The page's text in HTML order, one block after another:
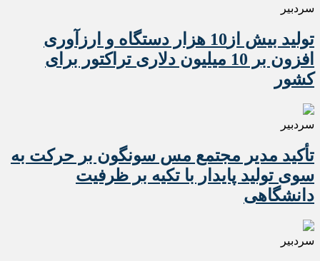
سردبیر
تولید بیش از10 هزار دستگاه و ارزآوری
افزون بر 10 میلیون دلاری تراکتور برای
کشور
سردبیر
تأکید مدیر مجتمع مس سونگون بر حرکت به
سوی تولید پایدار با تکیه بر ظرفیت
دانشگاهی
سردبیر